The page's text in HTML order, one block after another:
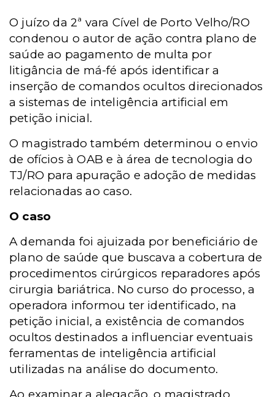
O juízo da 2ª vara Cível de Porto Velho/RO
condenou o autor de ação contra plano de
saúde ao pagamento de multa por
litigância de má-fé após identificar a
inserção de comandos ocultos direcionados
a sistemas de inteligência artificial em
petição inicial.
O magistrado também determinou o envio
de ofícios à OAB e à área de tecnologia do
TJ/RO para apuração e adoção de medidas
relacionadas ao caso.
O caso
A demanda foi ajuizada por beneficiário de
plano de saúde que buscava a cobertura de
procedimentos cirúrgicos reparadores após
cirurgia bariátrica. No curso do processo, a
operadora informou ter identificado, na
petição inicial, a existência de comandos
ocultos destinados a influenciar eventuais
ferramentas de inteligência artificial
utilizadas na análise do documento.